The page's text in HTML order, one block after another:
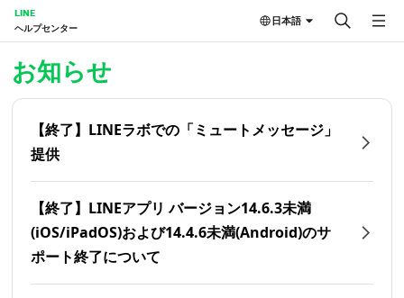
LINE
ヘルプセンター
日本語
お知らせ
【終了】LINEラボでの「ミュートメッセージ」
提供
【終了】LINEアプリ バージョン14.6.3未満
(iOS/iPadOS)および14.4.6未満(Android)のサ
ポート終了について